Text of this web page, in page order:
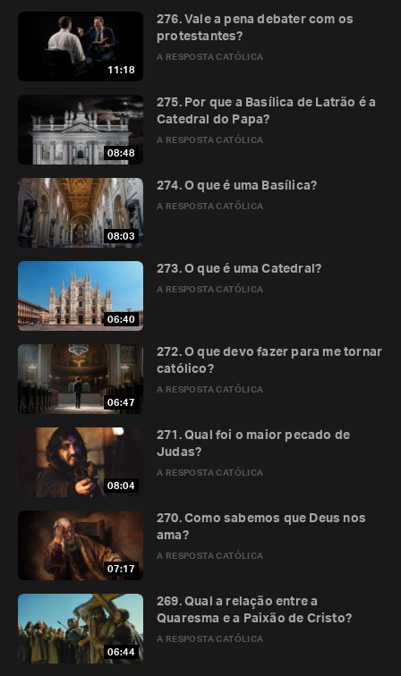
11:18
A RESPOSTA CATÓLICA
276. Vale a pena debater com os
protestantes?
08:48
A RESPOSTA CATÓLICA
275. Por que a Basílica de Latrão é a
Catedral do Papa?
08:03
A RESPOSTA CATÓLICA
274. O que é uma Basílica?
06:40
A RESPOSTA CATÓLICA
273. O que é uma Catedral?
06:47
A RESPOSTA CATÓLICA
272. O que devo fazer para me tornar
católico?
08:04
A RESPOSTA CATÓLICA
271. Qual foi o maior pecado de
Judas?
07:17
A RESPOSTA CATÓLICA
270. Como sabemos que Deus nos
ama?
06:44
A RESPOSTA CATÓLICA
269. Qual a relação entre a
Quaresma e a Paixão de Cristo?